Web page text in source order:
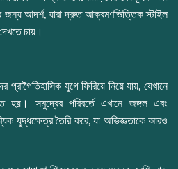
জন্য আদর্শ, যারা দ্রুত আক্রমণভিত্তিক স্টাইল
চায়।
যুগে ফিরিয়ে নিয়ে যায়, যেখানে
হয়। সমুদ্রের পরিবর্তে এখানে জঙ্গল এবং
যুদ্ধক্ষেত্র তৈরি করে, যা অভিজ্ঞতাকে আরও